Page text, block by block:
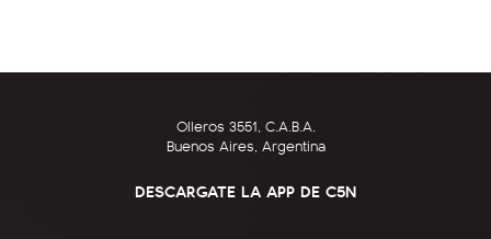
Olleros 3551, C.A.B.A.
Buenos Aires, Argentina
DESCARGATE LA APP DE C5N